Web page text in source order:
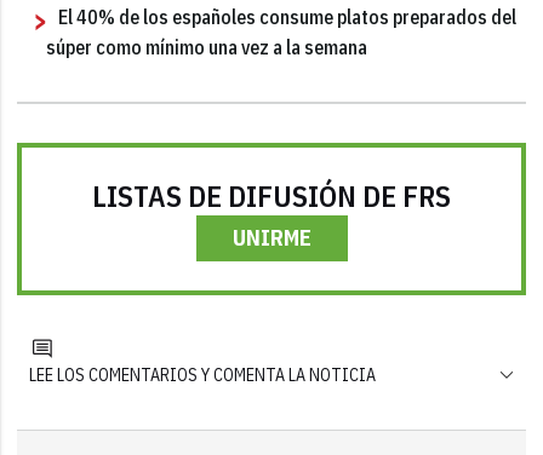
El 40% de los españoles consume platos preparados del
súper como mínimo una vez a la semana
LISTAS DE DIFUSIÓN DE FRS
UNIRME
LEE LOS COMENTARIOS Y COMENTA LA NOTICIA